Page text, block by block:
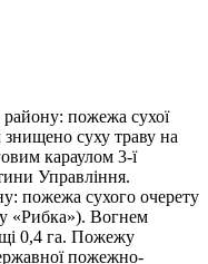
пожежа сухої
знищено суху траву на
караулом 3-ї
Управління.
пожежа сухого очерету
«Рибка»). Вогнем
0,4 га. Пожежу
пожежно-